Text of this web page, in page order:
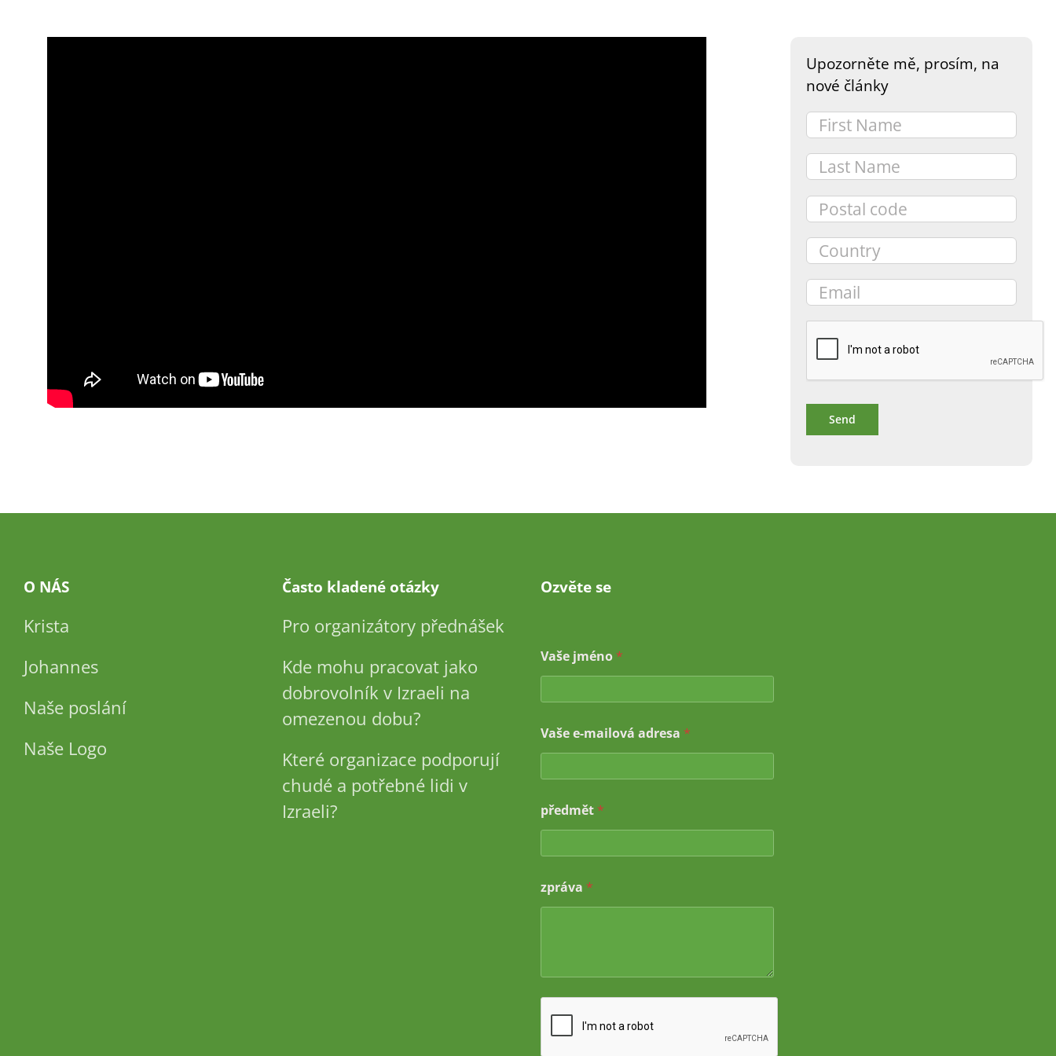
Upozorněte mě, prosím, na
nové články
O NÁS
Krista
Johannes
Naše poslání
Naše Logo
Často kladené otázky
Pro organizátory přednášek
Kde mohu pracovat jako
dobrovolník v Izraeli na
omezenou dobu?
Které organizace podporují
chudé a potřebné lidi v
Izraeli?
Ozvěte se
Vaše jméno *
j
m
n
*
Vaše e-mailová adresa *
předmět *
zpráva *